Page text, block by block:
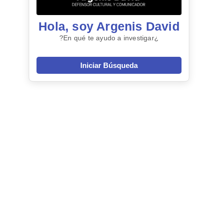
Hola, soy Argenis David
¿En qué te ayudo a investigar?
Iniciar Búsqueda